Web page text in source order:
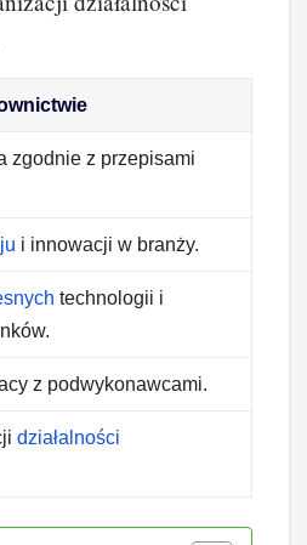
zgodnie z przepisami
i innowacji w branży.
technologii i
z podwykonawcami.
działalności